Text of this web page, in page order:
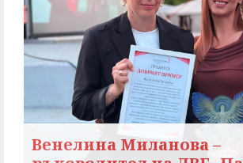
Венелина Миланова –